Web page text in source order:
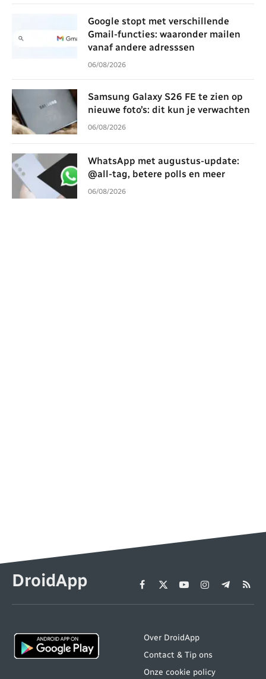
Google stopt met verschillende
Gmail-functies: waaronder mailen
vanaf andere adresssen
06/08/2026
Samsung Galaxy S26 FE te zien op
nieuwe foto’s: dit kun je verwachten
06/08/2026
WhatsApp met augustus-update:
@all-tag, betere polls en meer
06/08/2026
DroidApp Facebook
X
(Twitter)
YouTubeInstagram
Telegram
RSS
Over DroidApp
Contact & Tip ons
Onze cookie policy